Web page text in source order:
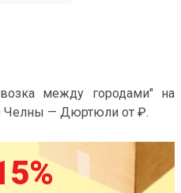
между городами" на
Челны — Дюртюли от ₽.